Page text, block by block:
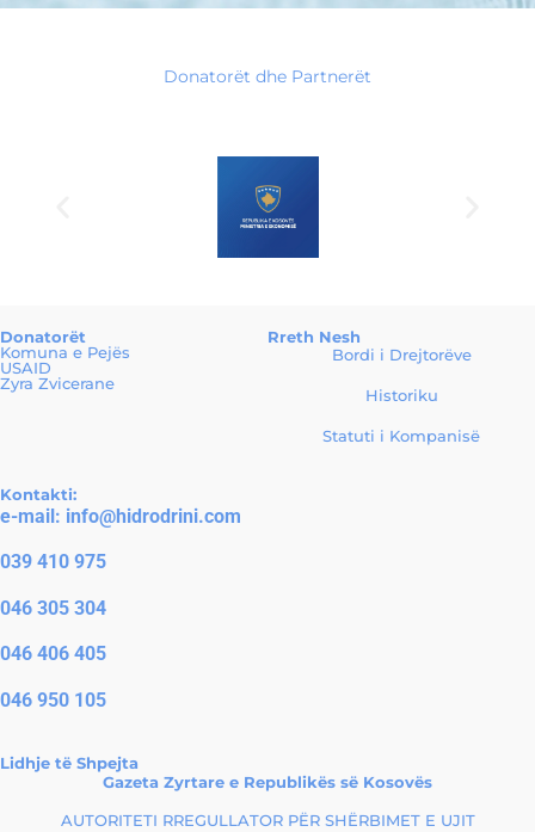
Donatorët dhe Partnerët
Donatorët
Komuna e Pejës
USAID
Zyra Zvicerane
Rreth Nesh
Bordi i Drejtorëve
Historiku
Statuti i Kompanisë
Kontakti:
e-mail: info@hidrodrini.com
039 410 975
046 305 304
046 406 405
046 950 105
Lidhje të Shpejta
Gazeta Zyrtare e Republikës së Kosovës
AUTORITETI RREGULLATOR PËR SHËRBIMET E UJIT